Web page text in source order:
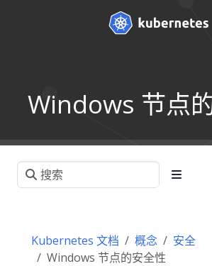
Windows 节点
Kubernetes 文档 概念
安全
Windows 节点的安全性